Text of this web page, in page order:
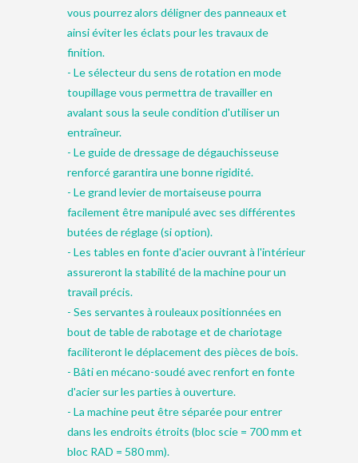
vous pourrez alors déligner des panneaux et
ainsi éviter les éclats pour les travaux de
finition.
- Le sélecteur du sens de rotation en mode
toupillage vous permettra de travailler en
avalant sous la seule condition d'utiliser un
entraîneur.
- Le guide de dressage de dégauchisseuse
renforcé garantira une bonne rigidité.
- Le grand levier de mortaiseuse pourra
facilement être manipulé avec ses différentes
butées de réglage (si option).
- Les tables en fonte d'acier ouvrant à l'intérieur
assureront la stabilité de la machine pour un
travail précis.
- Ses servantes à rouleaux positionnées en
bout de table de rabotage et de chariotage
faciliteront le déplacement des pièces de bois.
- Bâti en mécano-soudé avec renfort en fonte
d'acier sur les parties à ouverture.
- La machine peut être séparée pour entrer
dans les endroits étroits (bloc scie = 700 mm et
bloc RAD = 580 mm).